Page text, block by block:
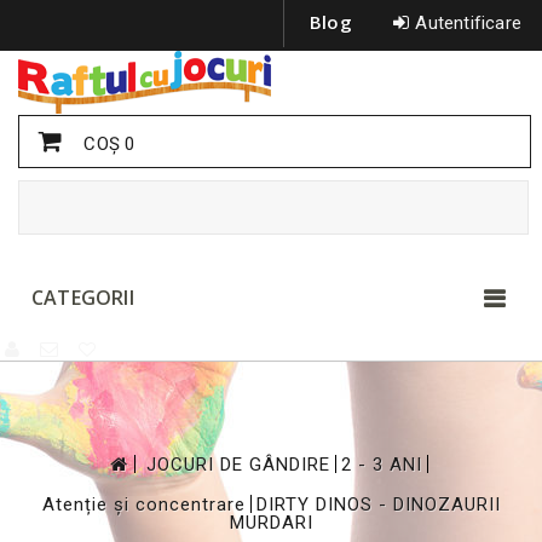
Autentificare
Blog
COŞ0
CATEGORII
JOCURI DE GÂNDIRE 2 - 3 ANI
Atenție și concentrare
DIRTY DINOS - DINOZAURII
MURDARI